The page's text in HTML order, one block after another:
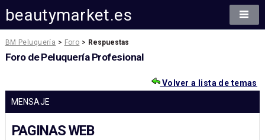
beautymarket.es
BM Peluquería > Foro > Respuestas
Foro de Peluquería Profesional
Volver a lista de temas
MENSAJE
PAGINAS WEB